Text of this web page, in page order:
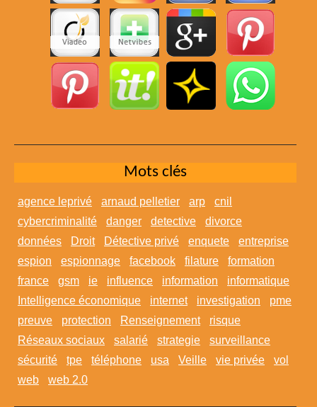
Mots clés
agence leprivé arnaud pelletier arp
cnil
cybercriminalité
danger detective
divorce
données
Droit Détective privé enquete
entreprise
espion
espionnage facebook filature
formation
france
gsm ie influence information
informatique
Intelligence économique
internet investigation
pme
preuve
protection Renseignement
risque
Réseaux sociaux
salarié strategie
surveillance
sécurité
tpe téléphone usa Veille vie privée
vol
web
web 2.0